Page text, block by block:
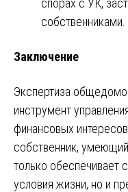
спорах с УК,
собственниками.
Заключение
Экспертиза
инструмент
финансовых
собственник,
только обеспечивает
условия жизни, но и